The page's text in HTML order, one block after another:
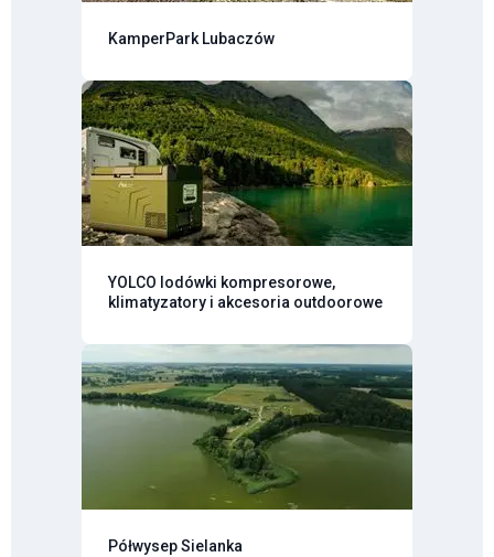
KamperPark Lubaczów
YOLCO lodówki kompresorowe,
klimatyzatory i akcesoria outdoorowe
Półwysep Sielanka